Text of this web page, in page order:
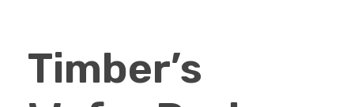
Timber’s